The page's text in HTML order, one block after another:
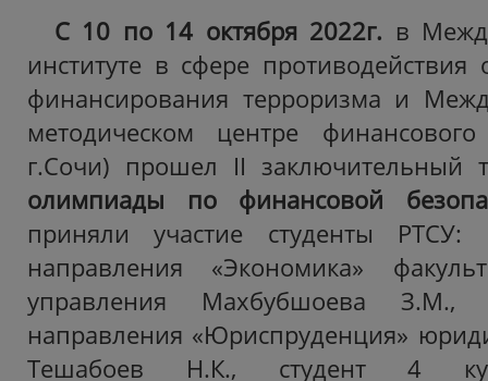
С 10 по 14 октября 2022г. в
институте в сфере
финансирования терроризма и
методическом центре
г.Сочи) прошел II заключительный
олимпиады по финансовой
приняли участие студенты РТСУ:
направления «Экономика»
управления Махбубшоева З.М.,
направления «Юриспруденция»
Тешабоев Н.К., студент 4